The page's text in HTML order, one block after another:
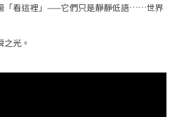
「看這裡」——它們只是靜靜低語……世界
之光。